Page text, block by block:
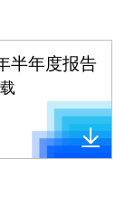
半年度报告